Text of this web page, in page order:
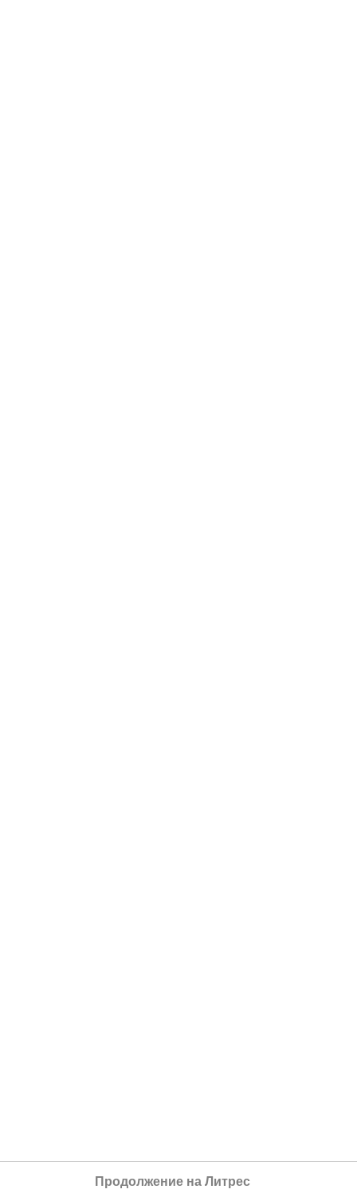
Продолжение на Литрес